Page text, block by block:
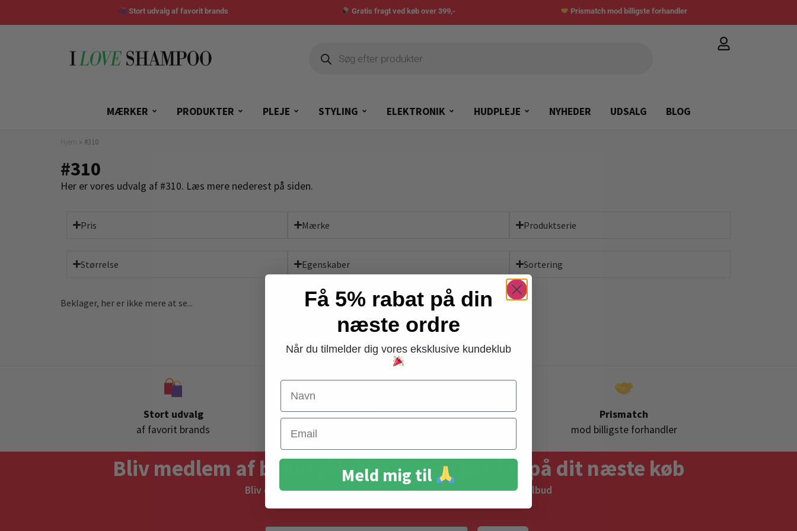
Stort udvalg af favorit brands Gratis fragt ved køb over 399,- Prismatch mod billigste forhandler
MÆRKER PRODUKTER PLEJE STYLING ELEKTRONIK HUDPLEJE NYHEDER UDSALG BLOG
» #310
#310
Her er vores udvalg af #310. Læs mere nederest på siden.
Pris Mærke Produktserie
Størrelse Egenskaber Sortering
Beklager, her er ikke mere at se...
Ops, vi har desværre ikke produkter i denne kategori. Beklager
Stort udvalg
af favorit brands
Gratis levering
Prismatch
mod billigste forhandler
Bliv medlem af beautyklubben - og spar 5% på dit næste køb
Bliv opdateret – og vær blandt de første til at modtage gode tilbud
Få 5% rabat på din
næste ordre
Når du tilmelder dig vores eksklusive kundeklub
Navn
Email
Meld mig til